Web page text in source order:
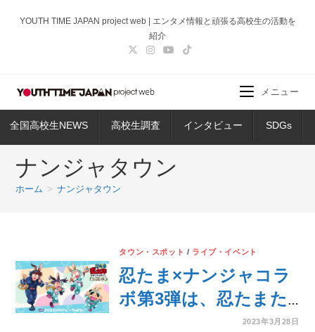
ス
ッ
YOUTH TIME JAPAN project web | エンタメ情報と頑張る高校生の活動を
紹介
全国高校生NEWS 高校生調査 インタビュー SDGs
メニュー
ナンジャタウン
ホーム > ナンジャタウン
タウン・スポット / ライブ・イベント
忍たま×ナンジャコラ
ボ第3弾は、忍たまた
ちがうさぎに変装して
2023年3月28日